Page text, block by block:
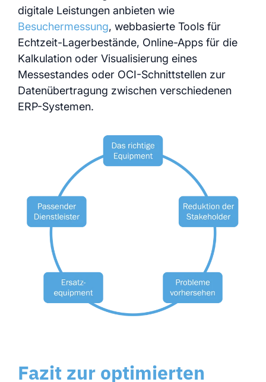
digitale Leistungen anbieten wie
Besuchermessung, webbasierte Tools für
Echtzeit-Lagerbestände, Online-Apps für die
Kalkulation oder Visualisierung eines
Messestandes oder OCI-Schnittstellen zur
Datenübertragung zwischen verschiedenen
ERP-Systemen.
Fazit zur optimierten